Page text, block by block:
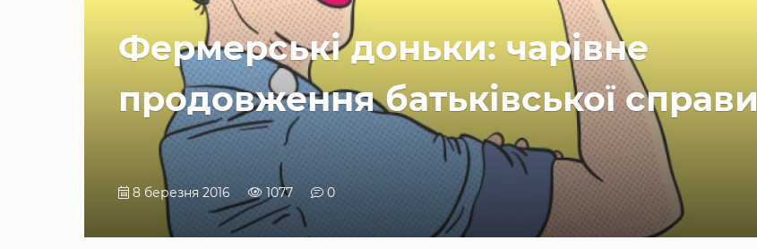
Фермерські доньки: чарівне
продовження батьківської справи
8 березня 2016 1077 0